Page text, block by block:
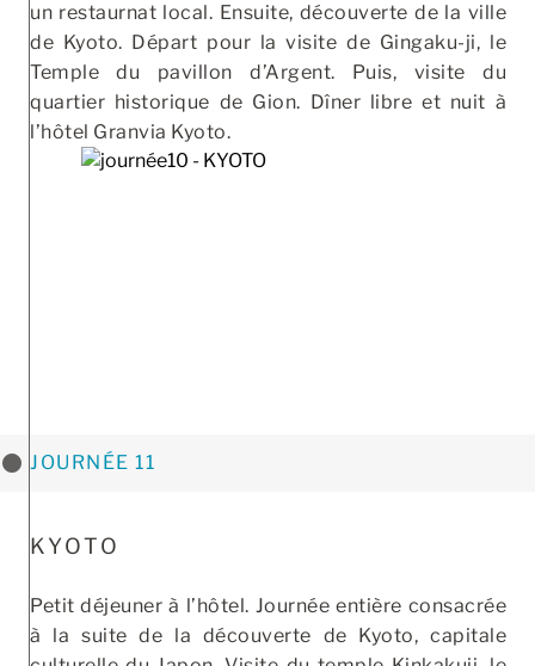
un restaurnat local. Ensuite, découverte de la ville
de Kyoto. Départ pour la visite de Gingaku-ji, le
Temple du pavillon d’Argent. Puis, visite du
quartier historique de Gion. Dîner libre et nuit à
l’hôtel Granvia Kyoto.
JOURNÉE 11
KYOTO
Petit déjeuner à l’hôtel. Journée entière consacrée
à la suite de la découverte de Kyoto, capitale